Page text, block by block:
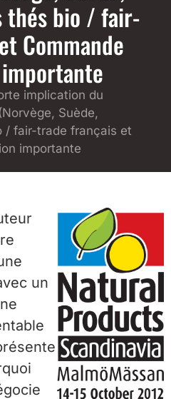
thés bio / fair-
Commande
implication du
Suède,
/ fair-trade français et
importante
un